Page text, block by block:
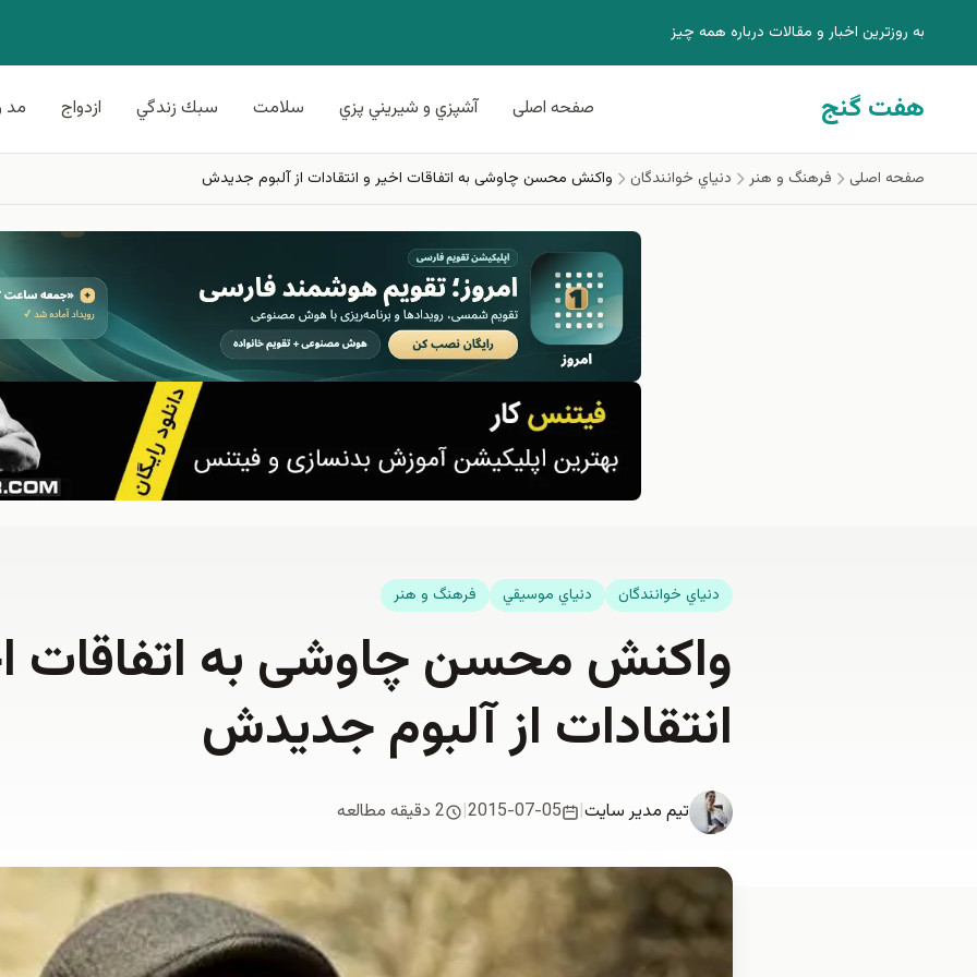
به روزترين اخبار و مقالات درباره همه چيز
هفت گنج صفحه اصلی آشپزي و شيريني پزي سلامت سبك زندگي ازدواج مد
صفحه اصلی فرهنگ و هنر دنياي خوانندگان واكنش محسن چاوشی به اتفاقات اخير و انتقادات از آلبوم جديدش
دنياي خوانندگان دنياي موسيقي فرهنگ و هنر
واكنش محسن چاوشی به اتفاقات
انتقادات از آلبوم جديدش
تیم مدیر سایت|
2015-07-05
| 2 دقیقه مطالعه